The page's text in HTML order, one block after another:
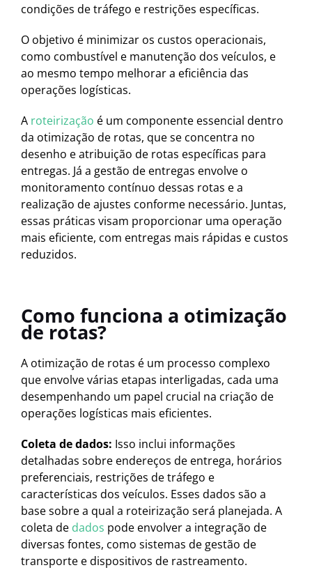
condições de tráfego e restrições específicas.
O objetivo é minimizar os custos operacionais,
como combustível e manutenção dos veículos, e
ao mesmo tempo melhorar a eficiência das
operações logísticas.
A roteirização é um componente essencial dentro
da otimização de rotas, que se concentra no
desenho e atribuição de rotas específicas para
entregas. Já a gestão de entregas envolve o
monitoramento contínuo dessas rotas e a
realização de ajustes conforme necessário. Juntas,
essas práticas visam proporcionar uma operação
mais eficiente, com entregas mais rápidas e custos
reduzidos.
Como funciona a otimização
de rotas?
A otimização de rotas é um processo complexo
que envolve várias etapas interligadas, cada uma
desempenhando um papel crucial na criação de
operações logísticas mais eficientes.
Coleta de dados: Isso inclui informações
detalhadas sobre endereços de entrega, horários
preferenciais, restrições de tráfego e
características dos veículos. Esses dados são a
base sobre a qual a roteirização será planejada. A
coleta de dados pode envolver a integração de
diversas fontes, como sistemas de gestão de
transporte e dispositivos de rastreamento.